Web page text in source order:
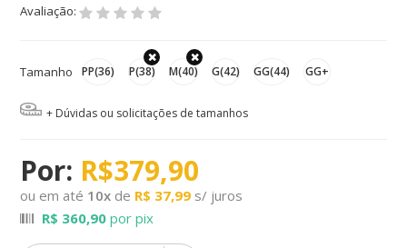
Avaliação:
Tamanho PP(36) P(38) M(40) G(42) GG(44) GG+
+ Dúvidas ou solicitações de tamanhos
R$379,90
ou em até 10x de R$ 37,99 s/ juros
R$ 360,90 por pix